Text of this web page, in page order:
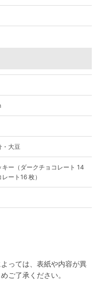
・大豆
ー（ダークチョコレート 14
ート16 枚）
っては、表紙や内容が異
ご了承ください。